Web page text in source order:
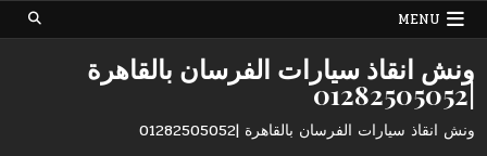
Skip
MENU
ونش انقاذ سيارات الفرسان بالقاهرة
|01282505052
ونش انقاذ سيارات الفرسان بالقاهرة |01282505052